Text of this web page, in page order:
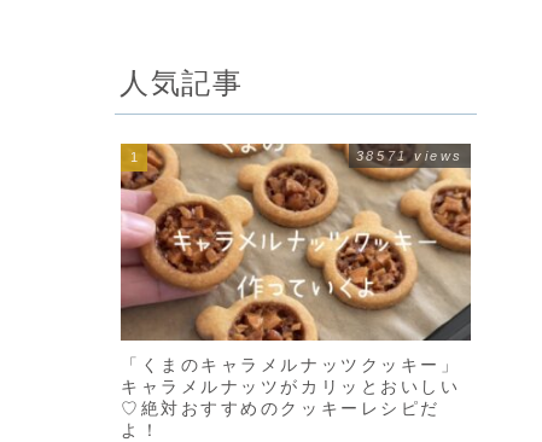
人気記事
「くまのキャラメルナッツクッキー」
キャラメルナッツがカリッとおいしい
♡絶対おすすめのクッキーレシピだ
よ！
38571 views